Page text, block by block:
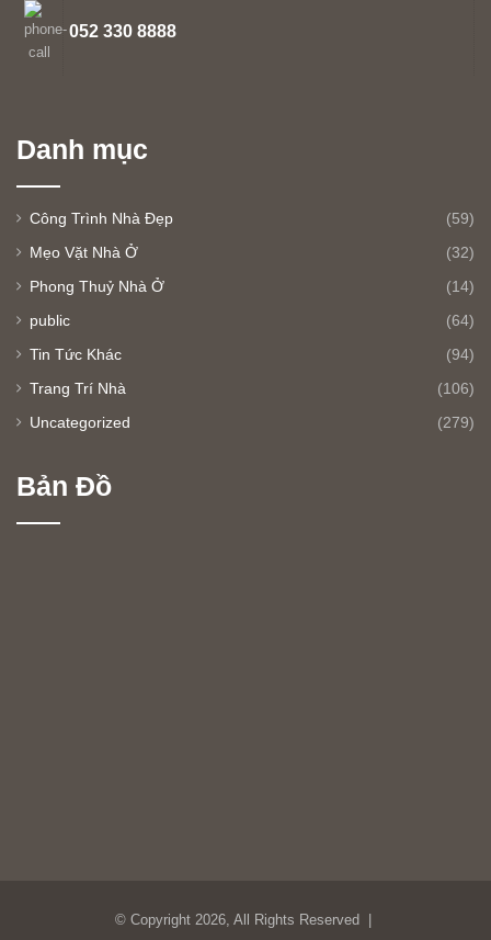
052 330 8888
Danh mục
Công Trình Nhà Đẹp (59)
Mẹo Vặt Nhà Ở (32)
Phong Thuỷ Nhà Ở (14)
public (64)
Tin Tức Khác (94)
Trang Trí Nhà (106)
Uncategorized (279)
Bản Đồ
© Copyright 2026, All Rights Reserved |